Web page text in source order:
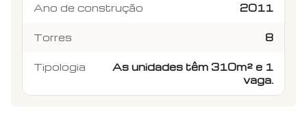
Ano de construção 2011
Torres 8
Tipologia
As unidades têm 310m² e 1
vaga.